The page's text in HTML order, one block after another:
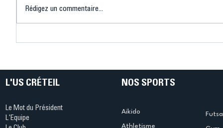
succès
Gachet.
Rédigez un commentaire...
L'US CRÉTEIL
Le Mot du Président
L'Equipe
NOS SPORTS
Aikido
Athletisme